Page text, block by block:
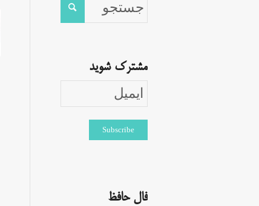
مشترک شوید
فال حافظ